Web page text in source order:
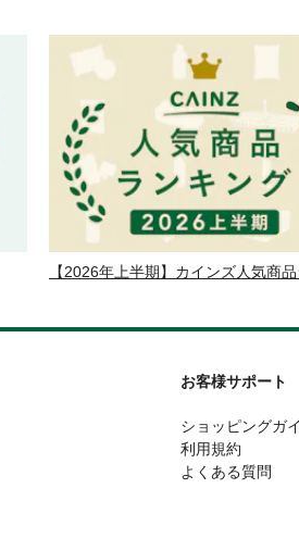
【2026年上半期】カインズ人気商
お客様サポート
ショッピングガ
利用規約
よくある質問